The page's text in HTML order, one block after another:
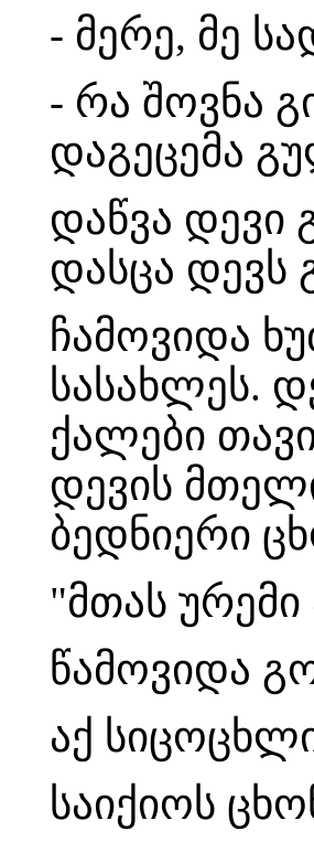
- მერე, მე
- რა შოვნა
დაგეცემა
დაწვა დევი
დასცა დევს
ჩამოვიდა
სასახლეს.
ქალები
დევის
ბედნიერი
"მთას ურემი
წამოვიდა
აქ
საიქიოს